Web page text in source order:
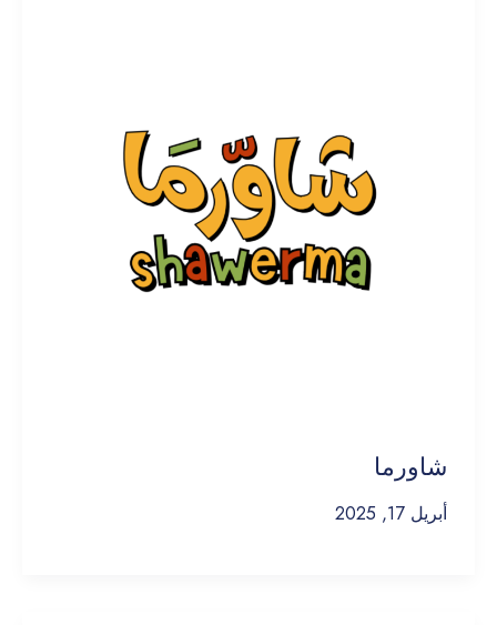
شاورما
أبريل 17, 2025